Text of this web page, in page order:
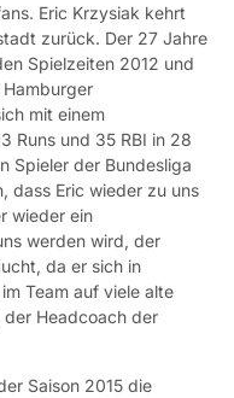
Eric Krzysiak kehrt
zurück. Der 27 Jahre
Spielzeiten 2012 und
mit einem
Runs und 35 RBI in 28
Spieler der Bundesliga
dass Eric wieder zu uns
wieder ein
werden wird, der
da er sich in
Team auf viele alte
der Headcoach der
Saison 2015 die